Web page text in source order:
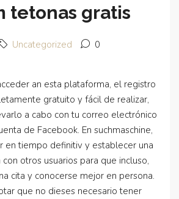
tetonas gratis
Uncategorized 0
an esta plataforma, el registro
gratuito y fácil de realizar,
a cabo con tu correo electrónico
de Facebook. En suchmaschine,
en tiempo definitiv y establecer una
otros usuarios para que incluso,
cita y conocerse mejor en persona.
que no dieses necesario tener